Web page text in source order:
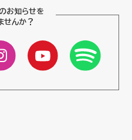
お知らせを
せんか？